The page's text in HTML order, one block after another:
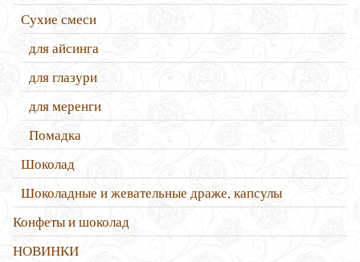
Сухие смеси
для айсинга
для глазури
для меренги
Помадка
Шоколад
Шоколадные и жевательные драже, капсулы
Конфеты и шоколад
НОВИНКИ